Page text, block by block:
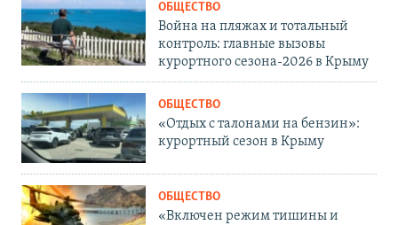
ОБЩЕСТВО
Война на пляжах и тотальный
контроль: главные вызовы
курортного сезона-2026 в Крыму
ОБЩЕСТВО
«Отдых с талонами на бензин»:
курортный сезон в Крыму
ОБЩЕСТВО
«Включен режим тишины и